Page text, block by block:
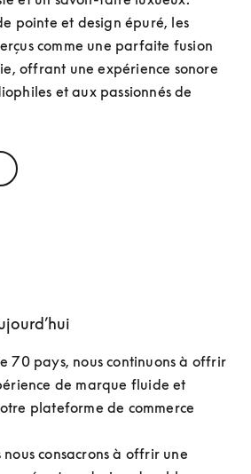
pointe et design épuré, les
comme une parfaite fusion
offrant une expérience sonore
et aux passionnés de
70 pays, nous continuons à offrir
de marque fluide et
plateforme de commerce
consacrons à offrir une